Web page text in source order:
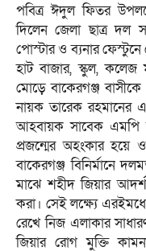
পবিত্র ঈদুল ফিতর
দিলেন জেলা ছাত্র দল
পোস্টার ও ব্যনার
হাট বাজার, স্কুল, কলেজ
মোড়ে বাকেরগঞ্জ বাসীকে
নায়ক তারেক রহমানের
আহবায়ক সাবেক
প্রজন্মের অহংকার
বাকেরগঞ্জ বিনির্মানে
মাঝে শহীদ জিয়ার
করা। সেই লক্ষ্যে
রেখে নিজ এলাকার
জিয়ার রোগ মুক্তি